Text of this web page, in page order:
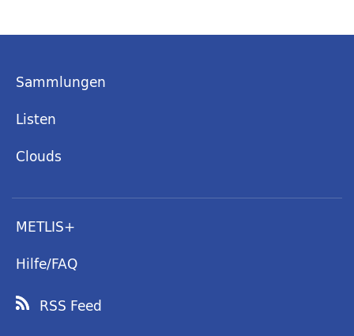
Sammlungen
Listen
Clouds
METLIS+
Hilfe/FAQ
RSS Feed